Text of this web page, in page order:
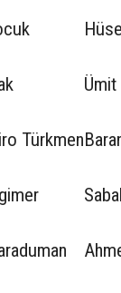
Türkmen